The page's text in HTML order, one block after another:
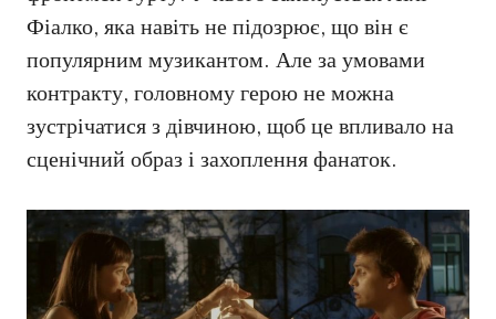
Фіалко, яка навіть не підозрює, що він є
популярним музикантом. Але за умовами
контракту, головному герою не можна
зустрічатися з дівчиною, щоб це впливало на
сценічний образ і захоплення фанаток.